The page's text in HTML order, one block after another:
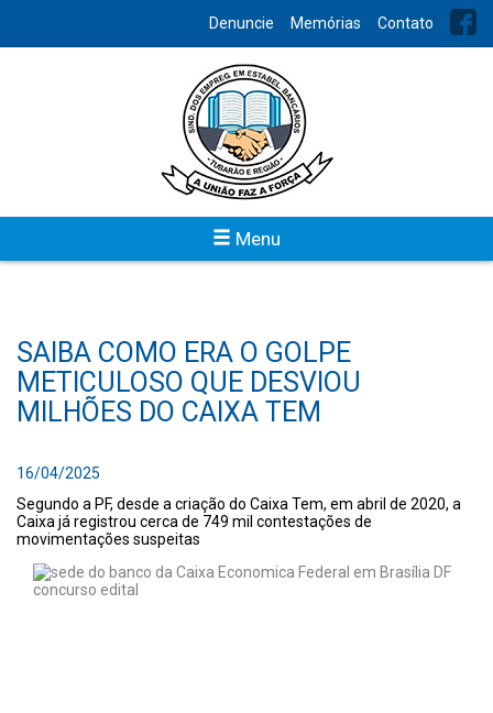
Denuncie Memórias Contato
Menu
SAIBA COMO ERA O GOLPE
METICULOSO QUE DESVIOU
MILHÕES DO CAIXA TEM
16/04/2025
Segundo a PF, desde a criação do Caixa Tem, em abril de 2020, a
Caixa já registrou cerca de 749 mil contestações de
movimentações suspeitas